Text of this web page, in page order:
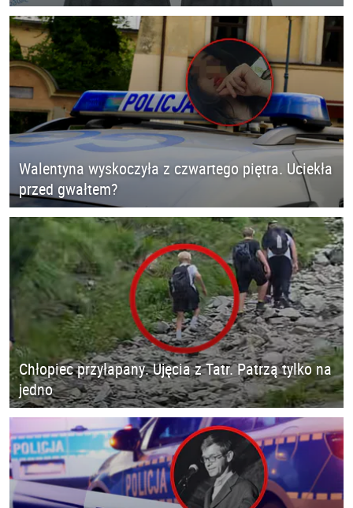
Walentyna wyskoczyła z czwartego piętra. Uciekła
przed gwałtem?
Chłopiec przyłapany. Ujęcia z Tatr. Patrzą tylko na
jedno